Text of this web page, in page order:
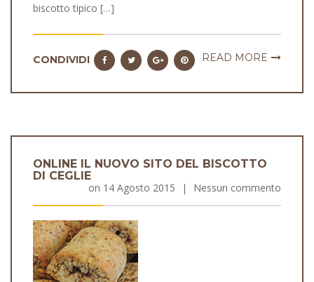
biscotto tipico […]
CONDIVIDI READ MORE
ONLINE IL NUOVO SITO DEL BISCOTTO
DI CEGLIE
on 14 Agosto 2015 | Nessun commento